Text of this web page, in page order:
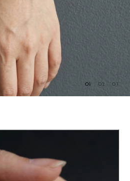
01 02 03